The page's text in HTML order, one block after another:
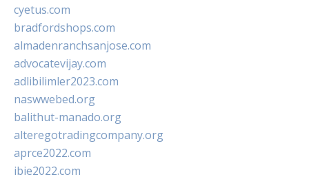
cyetus.com
bradfordshops.com
almadenranchsanjose.com
advocatevijay.com
adlibilimler2023.com
naswwebed.org
balithut-manado.org
alteregotradingcompany.org
aprce2022.com
ibie2022.com